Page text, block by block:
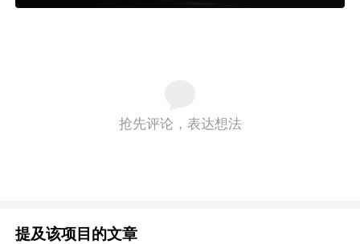
抢先评论，表达想法
提及该项目的文章